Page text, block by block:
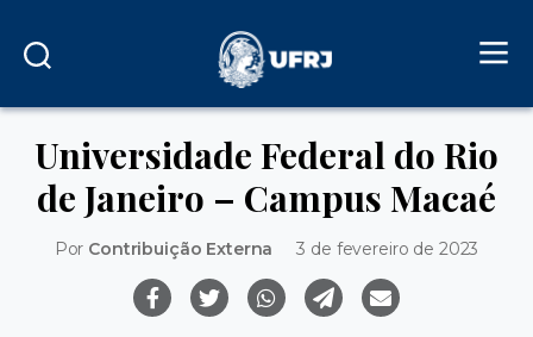
Universidade Federal do Rio
de Janeiro – Campus Macaé
Por Contribuição Externa 3 de fevereiro de 2023